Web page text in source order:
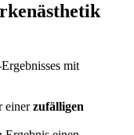
mit
einerzufälligen